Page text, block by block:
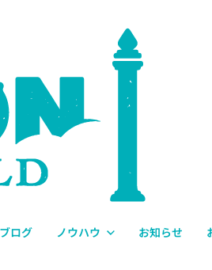
ブログ ノウハウ お知らせ